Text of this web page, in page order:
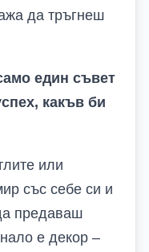
да тръгнеш
един съвет
какъв би
или
със себе си и
предаваш
е декор –